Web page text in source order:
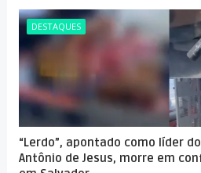
DESTAQUES
“Lerdo”, apontado como líder
Antônio de Jesus, morre em